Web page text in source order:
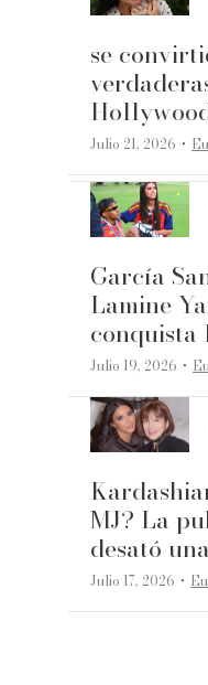
se
Julio 21, 2026 ·
García
Lamine
conquista
Julio 19, 2026 ·
MJ? La
desató
Julio 17, 2026 ·